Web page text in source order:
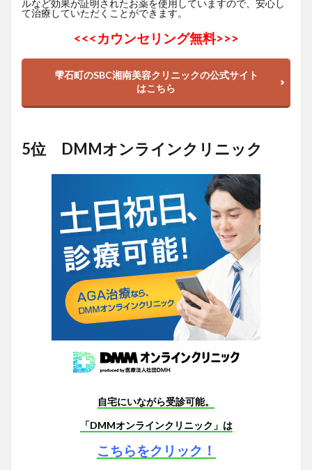
ルなど効果が証明されたお薬を使用していますので、安心し
て治療していただくことができます。
<<<カウンセリング無料>>>
雫石町のSBC湘南美容クリニックの公式サイト
はこちら
5位 DMMオンラインクリニック
自宅にいながら受診可能。
「DMMオンラインクリニック」は
こちらをクリック！